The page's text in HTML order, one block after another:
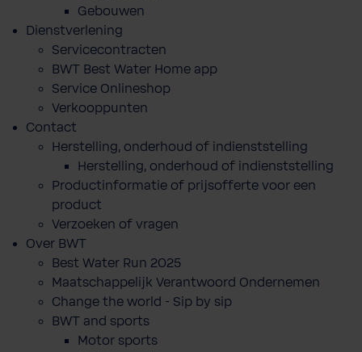
Gebouwen
Dienstverlening
Servicecontracten
BWT Best Water Home app
Service Onlineshop
Verkooppunten
Contact
Herstelling, onderhoud of indienststelling
Herstelling, onderhoud of indienststelling
Productinformatie of prijsofferte voor een
product
Verzoeken of vragen
Over BWT
Best Water Run 2025
Maatschappelijk Verantwoord Ondernemen
Change the world - Sip by sip
BWT and sports
Motor sports